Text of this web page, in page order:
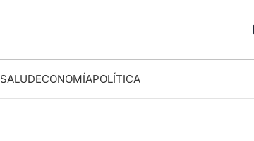
SALUDECONOMÍAPOLÍTICA